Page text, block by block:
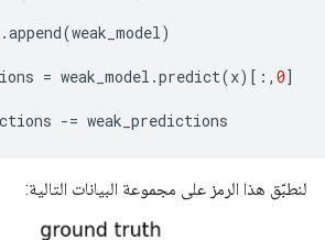
.append(weak_model)
= weak_model .predict(x)[:, 0]
-= weak_predictions
لنطبّق هذا الرمز على مجموعة البيانات التالية: